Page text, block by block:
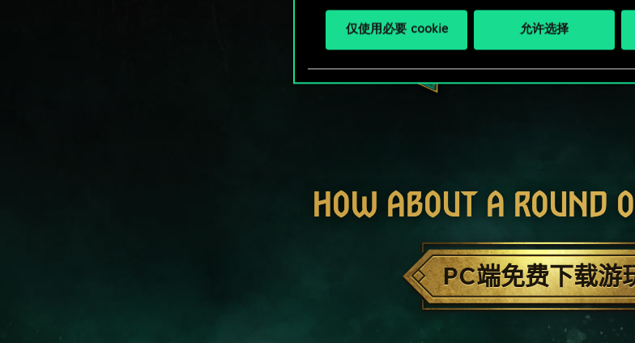
仅使用必要 cookie 允许选择
HOW ABOUT A ROUND
PC端免费下载游